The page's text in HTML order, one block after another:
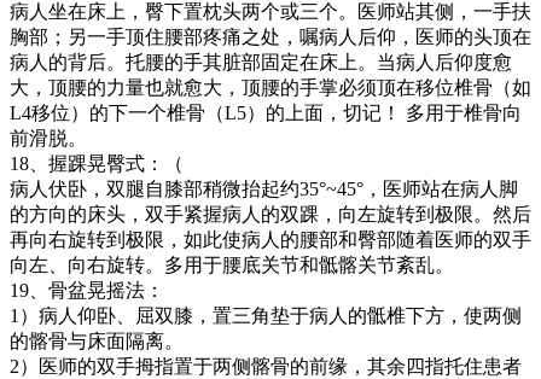
病人坐在床上，臀下置枕头两个或三个。医师站其侧，一手扶
胸部；另一手顶住腰部疼痛之处，嘱病人后仰，医师的头顶在
病人的背后。托腰的手其脏部固定在床上。当病人后仰度愈
大，顶腰的力量也就愈大，顶腰的手掌必须顶在移位椎骨（如
L4移位）的下一个椎骨（L5）的上面，切记！ 多用于椎骨向
前滑脱。
18、握踝晃臀式：（
病人伏卧，双腿自膝部稍微抬起约35°~45°，医师站在病人脚
的方向的床头，双手紧握病人的双踝，向左旋转到极限。然后
再向右旋转到极限，如此使病人的腰部和臀部随着医师的双手
向左、向右旋转。多用于腰底关节和骶髂关节紊乱。
19、骨盆晃摇法：
1）病人仰卧、屈双膝，置三角垫于病人的骶椎下方，使两侧
的髂骨与床面隔离。
2）医师的双手拇指置于两侧髂骨的前缘，其余四指托住患者